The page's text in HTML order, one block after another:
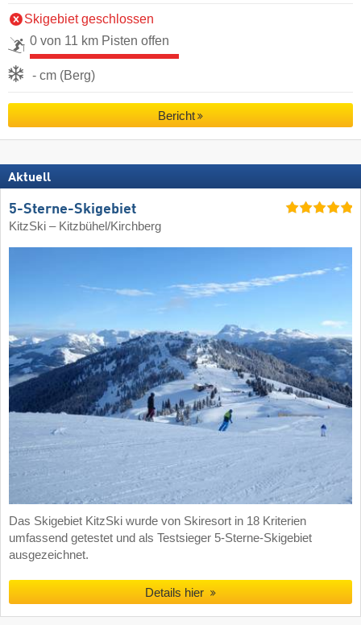
Skigebiet geschlossen
0 von 11 km Pisten offen
- cm (Berg)
Bericht
Aktuell
5-Sterne-Skigebiet
KitzSki – Kitzbühel/​Kirchberg
Das Skigebiet KitzSki wurde von Skiresort in 18 Kriterien
umfassend getestet und als Testsieger 5-Sterne-Skigebiet
ausgezeichnet.
Details hier